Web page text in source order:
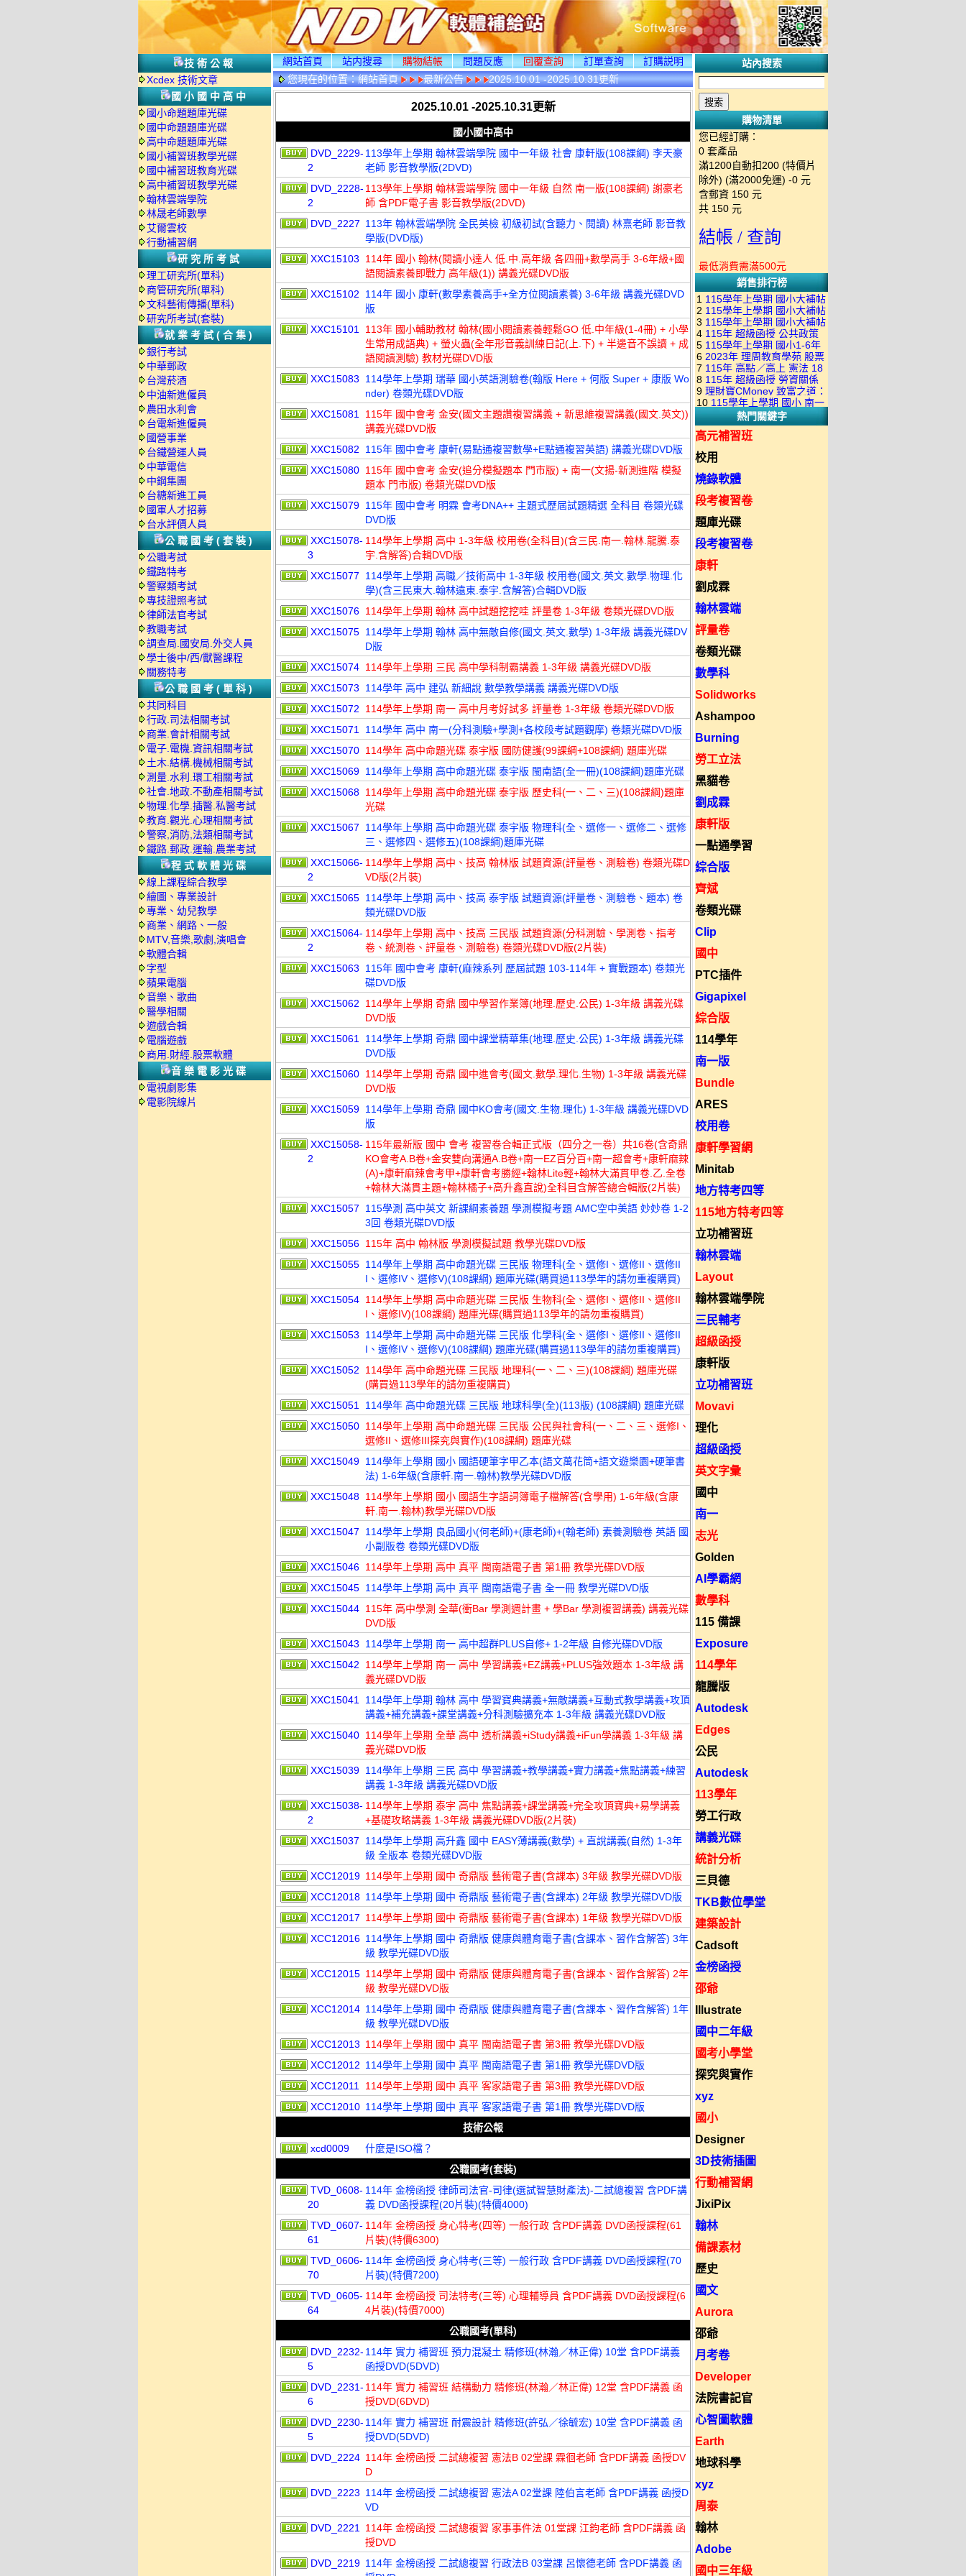
技術公報
Xcdex 技術文章
國小國中高中
國小命題題庫光碟
國中命題題庫光碟
高中命題題庫光碟
國小補習班教學光碟
國中補習班教育光碟
高中補習班教學光碟
翰林雲端學院
林晟老師數學
艾爾雲校
行動補習網
研究所考試
理工研究所(單科)
商管研究所(單科)
文科藝術傳播(單科)
研究所考試(套裝)
就業考試(合集)
銀行考試
中華郵政
台灣菸酒
中油新進僱員
農田水利會
台電新進僱員
國營事業
台鐵營運人員
中華電信
中鋼集團
台糖新進工員
國軍人才招募
台水評價人員
公職國考(套裝)
公職考試
鐵路特考
警察類考試
專技證照考試
律師法官考試
教職考試
調查局.國安局.外交人員
學士後中/西/獸醫課程
關務特考
公職國考(單科)
共同科目
行政.司法相關考試
商業.會計相關考試
電子.電機.資訊相關考試
土木.結構.機械相關考試
測量.水利.環工相關考試
社會.地政.不動產相關考試
物理.化學.插醫.私醫考試
教育.觀光.心理相關考試
警察,消防,法類相關考試
鐵路.郵政.運輸.農業考試
程式軟體光碟
線上課程綜合教學
繪圖、專業設計
專業、幼兒教學
商業、網路、一般
MTV,音樂,歌劇,演唱會
軟體合輯
字型
蘋果電腦
音樂、歌曲
醫學相關
遊戲合輯
電腦遊戲
商用.財經.股票軟體
音樂電影光碟
電視劇影集
電影院線片
網站首頁 站内搜尋 購物結帳 問題反應 回覆查詢 訂單查詢
訂購説明
您現在的位置：網站首頁 最新公告 2025.10.01 -2025.10.31更新
2025.10.01 -2025.10.31更新
國小國中高中
DVD_2229-
2
113學年上學期 翰林雲端學院 國中一年級 社會 康軒版(108課綱) 李天豪
老師 影音教學版(2DVD)
DVD_2228-
2
113學年上學期 翰林雲端學院 國中一年級 自然 南一版(108課綱) 謝豪老
師 含PDF電子書 影音教學版(2DVD)
DVD_2227 113年 翰林雲端學院 全民英檢 初級初試(含聽力、閱讀) 林熹老師 影音教
學版(DVD版)
XXC15103
114年 國小 翰林(閱讀小達人 低.中.高年級 各四冊+數學高手 3-6年級+國
語閱讀素養即戰力 高年級(1)) 講義光碟DVD版
XXC15102
114年 國小 康軒(數學素養高手+全方位閱讀素養) 3-6年級 講義光碟DVD
版
XXC15101
113年 國小輔助教材 翰林(國小閱讀素養輕鬆GO 低.中年級(1-4冊) + 小學
生常用成語典) + 螢火蟲(全年形音義訓練日記(上.下) + 半邊音不誤讀 + 成
語閱讀測驗) 教材光碟DVD版
XXC15083
114學年上學期 瑞華 國小英語測驗卷(翰版 Here + 何版 Super + 康版 Wo
nder) 卷類光碟DVD版
XXC15081
115年 國中會考 金安(國文主題讚複習講義 + 新思維複習講義(國文.英文))
講義光碟DVD版
XXC15082
115年 國中會考 康軒(易點通複習數學+E點通複習英語) 講義光碟DVD版
XXC15080 115年 國中會考 金安(追分模擬題本 門市版) + 南一(文揚-新測進階 模擬
題本 門市版) 卷類光碟DVD版
XXC15079 115年 國中會考 明霖 會考DNA++ 主題式歷屆試題精選 全科目 卷類光碟
DVD版
XXC15078-
3
114學年上學期 高中 1-3年級 校用卷(全科目)(含三民.南一.翰林.龍騰.泰
宇.含解答)合輯DVD版
XXC15077
114學年上學期 高職／技術高中 1-3年級 校用卷(國文.英文.數學.物理.化
學)(含三民東大.翰林遠東.泰宇.含解答)合輯DVD版
XXC15076 114學年上學期 翰林 高中試題挖挖哇 評量卷 1-3年級 卷類光碟DVD版
XXC15075 114學年上學期 翰林 高中無敵自修(國文.英文.數學) 1-3年級 講義光碟DV
D版
XXC15074 114學年上學期 三民 高中學科制霸講義 1-3年級 講義光碟DVD版
XXC15073
114學年 高中 建弘 新細說 數學教學講義 講義光碟DVD版
XXC15072
114學年上學期 南一 高中月考好試多 評量卷 1-3年級 卷類光碟DVD版
XXC15071
114學年 高中 南一(分科測驗+學測+各校段考試題觀摩) 卷類光碟DVD版
XXC15070 114學年 高中命題光碟 泰宇版 國防健護(99課綱+108課綱) 題庫光碟
XXC15069 114學年上學期 高中命題光碟 泰宇版 閩南語(全一冊)(108課綱)題庫光碟
XXC15068 114學年上學期 高中命題光碟 泰宇版 歷史科(一、二、三)(108課綱)題庫
光碟
XXC15067
114學年上學期 高中命題光碟 泰宇版 物理科(全、選修一、選修二、選修
三、選修四、選修五)(108課綱)題庫光碟
XXC15066-
2
114學年上學期 高中、技高 翰林版 試題資源(評量卷、測驗卷) 卷類光碟D
VD版(2片裝)
XXC15065 114學年上學期 高中、技高 泰宇版 試題資源(評量卷、測驗卷、題本) 卷
類光碟DVD版
XXC15064-
2
114學年上學期 高中、技高 三民版 試題資源(分科測驗、學測卷、指考
卷、統測卷、評量卷、測驗卷) 卷類光碟DVD版(2片裝)
XXC15063
115年 國中會考 康軒(麻辣系列 歷屆試題 103-114年 + 實戰題本) 卷類光
碟DVD版
XXC15062
114學年上學期 奇鼎 國中學習作業簿(地理.歷史.公民) 1-3年級 講義光碟
DVD版
XXC15061
114學年上學期 奇鼎 國中課堂精華集(地理.歷史.公民) 1-3年級 講義光碟
DVD版
XXC15060 114學年上學期 奇鼎 國中進會考(國文.數學.理化.生物) 1-3年級 講義光碟
DVD版
XXC15059 114學年上學期 奇鼎 國中KO會考(國文.生物.理化) 1-3年級 講義光碟DVD
版
XXC15058-
2
115年最新版 國中 會考 複習卷合輯正式版（四分之一卷）共16卷(含奇鼎
KO會考A.B卷+金安雙向溝通A.B卷+南一EZ百分百+南一超會考+康軒麻辣
(A)+康軒麻辣會考甲+康軒會考勝經+翰林Lite輕+翰林大滿貫甲卷.乙.全卷
+翰林大滿貫主題+翰林橘子+高升鑫直說)全科目含解答總合輯版(2片裝)
XXC15057
115學測 高中英文 新課綱素養題 學測模擬考題 AMC空中美語 妙妙卷 1-2
3回 卷類光碟DVD版
XXC15056 115年 高中 翰林版 學測模擬試題 教學光碟DVD版
XXC15055 114學年上學期 高中命題光碟 三民版 物理科(全、選修I、選修II、選修II
I、選修IV、選修V)(108課綱) 題庫光碟(購買過113學年的請勿重複購買)
XXC15054 114學年上學期 高中命題光碟 三民版 生物科(全、選修I、選修II、選修II
I、選修IV)(108課綱) 題庫光碟(購買過113學年的請勿重複購買)
XXC15053
114學年上學期 高中命題光碟 三民版 化學科(全、選修I、選修II、選修II
I、選修IV、選修V)(108課綱) 題庫光碟(購買過113學年的請勿重複購買)
XXC15052
114學年 高中命題光碟 三民版 地理科(一、二、三)(108課綱) 題庫光碟
(購買過113學年的請勿重複購買)
XXC15051
114學年 高中命題光碟 三民版 地球科學(全)(113版) (108課綱) 題庫光碟
XXC15050 114學年上學期 高中命題光碟 三民版 公民與社會科(一、二、三、選修I、
選修II、選修III探究與實作)(108課綱) 題庫光碟
XXC15049 114學年上學期 國小 國語硬筆字甲乙本(語文萬花筒+語文遊樂園+硬筆書
法) 1-6年級(含康軒.南一.翰林)教學光碟DVD版
XXC15048 114學年上學期 國小 國語生字語詞簿電子檔解答(含學用) 1-6年級(含康
軒.南一.翰林)教學光碟DVD版
XXC15047
114學年上學期 良品國小(何老師)+(康老師)+(翰老師) 素養測驗卷 英語 國
小副版卷 卷類光碟DVD版
XXC15046 114學年上學期 高中 真平 閩南語電子書 第1冊 教學光碟DVD版
XXC15045 114學年上學期 高中 真平 閩南語電子書 全一冊 教學光碟DVD版
XXC15044 115年 高中學測 全華(衝Bar 學測週計畫 + 學Bar 學測複習講義) 講義光碟
DVD版
XXC15043
114學年上學期 南一 高中超群PLUS自修+ 1-2年級 自修光碟DVD版
XXC15042
114學年上學期 南一 高中 學習講義+EZ講義+PLUS強效題本 1-3年級 講
義光碟DVD版
XXC15041
114學年上學期 翰林 高中 學習寶典講義+無敵講義+互動式教學講義+攻頂
講義+補充講義+課堂講義+分科測驗擴充本 1-3年級 講義光碟DVD版
XXC15040 114學年上學期 全華 高中 透析講義+iStudy講義+iFun學講義 1-3年級 講
義光碟DVD版
XXC15039 114學年上學期 三民 高中 學習講義+教學講義+實力講義+焦點講義+練習
講義 1-3年級 講義光碟DVD版
XXC15038-
2
114學年上學期 泰宇 高中 焦點講義+課堂講義+完全攻頂寶典+易學講義
+基礎攻略講義 1-3年級 講義光碟DVD版(2片裝)
XXC15037
114學年上學期 高升鑫 國中 EASY薄講義(數學) + 直說講義(自然) 1-3年
級 全版本 卷類光碟DVD版
XCC12019 114學年上學期 國中 奇鼎版 藝術電子書(含課本) 3年級 教學光碟DVD版
XCC12018 114學年上學期 國中 奇鼎版 藝術電子書(含課本) 2年級 教學光碟DVD版
XCC12017 114學年上學期 國中 奇鼎版 藝術電子書(含課本) 1年級 教學光碟DVD版
XCC12016 114學年上學期 國中 奇鼎版 健康與體育電子書(含課本、習作含解答) 3年
級 教學光碟DVD版
XCC12015 114學年上學期 國中 奇鼎版 健康與體育電子書(含課本、習作含解答) 2年
級 教學光碟DVD版
XCC12014 114學年上學期 國中 奇鼎版 健康與體育電子書(含課本、習作含解答) 1年
級 教學光碟DVD版
XCC12013 114學年上學期 國中 真平 閩南語電子書 第3冊 教學光碟DVD版
XCC12012 114學年上學期 國中 真平 閩南語電子書 第1冊 教學光碟DVD版
XCC12011
114學年上學期 國中 真平 客家語電子書 第3冊 教學光碟DVD版
XCC12010 114學年上學期 國中 真平 客家語電子書 第1冊 教學光碟DVD版
技術公報
xcd0009
什麼是ISO檔？
公職國考(套裝)
TVD_0608-
20
114年 金榜函授 律師司法官-司律(選試智慧財產法)-二試總複習 含PDF講
義 DVD函授課程(20片裝)(特價4000)
TVD_0607-
61
114年 金榜函授 身心特考(四等) 一般行政 含PDF講義 DVD函授課程(61
片裝)(特價6300)
TVD_0606-
70
114年 金榜函授 身心特考(三等) 一般行政 含PDF講義 DVD函授課程(70
片裝)(特價7200)
TVD_0605-
64
114年 金榜函授 司法特考(三等) 心理輔導員 含PDF講義 DVD函授課程(6
4片裝)(特價7000)
公職國考(單科)
DVD_2232-
5
114年 實力 補習班 預力混凝土 精修班(林瀚／林正偉) 10堂 含PDF講義
函授DVD(5DVD)
DVD_2231-
6
114年 實力 補習班 結構動力 精修班(林瀚／林正偉) 12堂 含PDF講義 函
授DVD(6DVD)
DVD_2230-
5
114年 實力 補習班 耐震設計 精修班(許弘／徐毓宏) 10堂 含PDF講義 函
授DVD(5DVD)
DVD_2224 114年 金榜函授 二試總複習 憲法B 02堂課 霖徊老師 含PDF講義 函授DV
D
DVD_2223 114年 金榜函授 二試總複習 憲法A 02堂課 陸伯言老師 含PDF講義 函授D
VD
DVD_2221
114年 金榜函授 二試總複習 家事事件法 01堂課 江鈞老師 含PDF講義 函
授DVD
DVD_2219 114年 金榜函授 二試總複習 行政法B 03堂課 呂懷德老師 含PDF講義 函
站內搜索
購物清單
您已經訂購：
0 套產品
滿1200自動扣200 (特價片
除外) (滿2000免運) -0 元
含郵資 150 元
共 150 元
結帳 / 查詢
最低消費需滿500元
銷售排行榜
1 115學年上學期 國小大補帖
南一版 國語+數學+社會+生活
+自然 1-6年級 教學光碟DVD
版(3DVD)
2 115學年上學期 國小大補帖
康軒版 國語+數學+社會+生活
+自然 1-6年級 教學光碟DVD
版(3DVD)
3 115學年上學期 國小大補帖
翰林版 國語+數學+社會+生活
+自然 1-6年級 教學光碟DVD
版(3DVD)
4 115年 超級函授 公共政策
22堂課+總複習 張楚老師 含
PDF講義 函授DVD(9DVD)
5 115學年上學期 國小1-6年
級 習作解答(含康軒.南一.翰林
全版本.全科目)合輯版 DVD版
6 2023年 理周教育學苑 股票
當沖煉金術 主講：朱家泓 國
語發音 DVD版
7 115年 高點／高上 憲法 18
堂課 宗台大老師 含PDF講義
函授DVD(8DVD)【適用於律
師司法考試】
8 115年 超級函授 勞資關係
概要 11堂課+總複習 陸川老
師 含PDF講義 函授
DVD(5DVD)
9 理財寶CMoney 致富之道：
上班族飆股攻略班 主講：朱
家泓+林穎 國語發音 DVD版
10 115學年上學期 國小 南一
版 教師手冊(全年級、全領域)
教學光碟DVD版
熱門關鍵字
高元補習班
校用
燒錄軟體
段考複習卷
題庫光碟
段考複習卷
康軒
劉成霖
翰林雲端
評量卷
卷類光碟
數學科
Solidworks
Ashampoo
Burning
勞工立法
黑貓卷
劉成霖
康軒版
一點通學習
綜合版
齊斌
卷類光碟
Clip
國中
PTC插件
Gigapixel
綜合版
114學年
南一版
Bundle
ARES
校用卷
康軒學習網
Minitab
地方特考四等
115地方特考四等
立功補習班
翰林雲端
Layout
翰林雲端學院
三民輔考
超級函授
康軒版
立功補習班
Movavi
理化
超級函授
英文字彙
國中
南一
志光
Golden
AI學霸網
數學科
115 備課
Exposure
114學年
龍騰版
Autodesk
Edges
公民
Autodesk
113學年
勞工行政
講義光碟
統計分析
三貝德
TKB數位學堂
建築設計
Cadsoft
金榜函授
邵爺
Illustrate
國中二年級
國考小學堂
探究與實作
xyz
國小
Designer
3D技術插圖
行動補習網
JixiPix
翰林
備課素材
歷史
國文
Aurora
邵爺
月考卷
Developer
法院書記官
心智圖軟體
Earth
地球科學
xyz
周泰
翰林
Adobe
國中三年級